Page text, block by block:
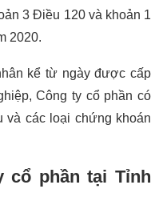
3 Điều 120 và khoản 1
2020.
kể từ ngày được cấp
Công ty cổ phần có
và các loại chứng khoán
cổ phần tại Tỉnh